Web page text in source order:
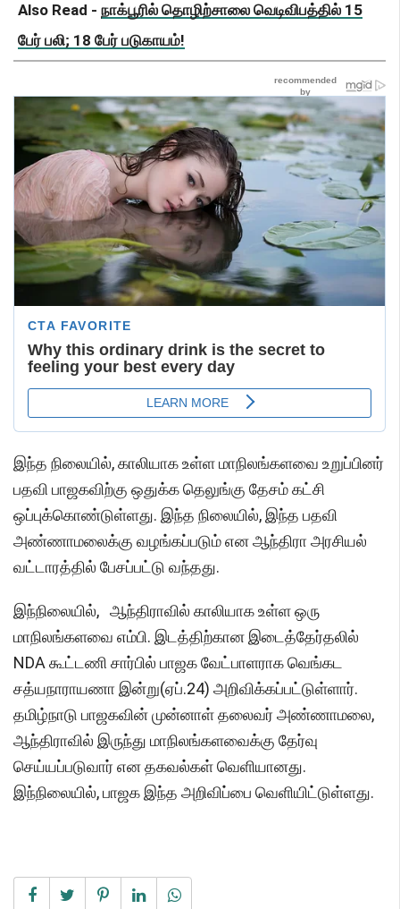
Also Read - நாக்பூரில் தொழிற்சாலை வெடிவிபத்தில் 15
பேர் பலி; 18 பேர் படுகாயம்!
இந்த நிலையில், காலியாக உள்ள மாநிலங்களவை உறுப்பினர்
பதவி பாஜகவிற்கு ஒதுக்க தெலுங்கு தேசம் கட்சி
ஒப்புக்கொண்டுள்ளது. இந்த நிலையில், இந்த பதவி
அண்ணாமலைக்கு வழங்கப்படும் என ஆந்திரா அரசியல்
வட்டாரத்தில் பேசப்பட்டு வந்தது.
இந்நிலையில், ஆந்திராவில் காலியாக உள்ள ஒரு
மாநிலங்களவை எம்பி. இடத்திற்கான இடைத்தேர்தலில்
NDA கூட்டணி சார்பில் பாஜக வேட்பாளராக வெங்கட
சத்யநாராயணா இன்று(ஏப்.24) அறிவிக்கப்பட்டுள்ளார்.
தமிழ்நாடு பாஜகவின் முன்னாள் தலைவர் அண்ணாமலை,
ஆந்திராவில் இருந்து மாநிலங்களவைக்கு தேர்வு
செய்யப்படுவார் என தகவல்கள் வெளியானது.
இந்நிலையில், பாஜக இந்த அறிவிப்பை வெளியிட்டுள்ளது.